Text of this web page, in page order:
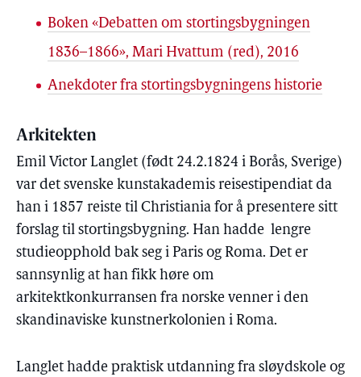
Boken «Debatten om stortingsbygningen
1836–1866», Mari Hvattum (red), 2016
Anekdoter fra stortingsbygningens historie
Arkitekten
Emil Victor Langlet (født 24.2.1824 i Borås, Sverige)
var det svenske kunstakademis reisestipendiat da
han i 1857 reiste til Christiania for å presentere sitt
forslag til stortingsbygning. Han hadde lengre
studieopphold bak seg i Paris og Roma. Det er
sannsynlig at han fikk høre om
arkitektkonkurransen fra norske venner i den
skandinaviske kunstnerkolonien i Roma.
Langlet hadde praktisk utdanning fra sløydskole og